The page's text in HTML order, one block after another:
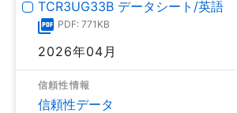
TCR3UG33B データシート/英語
PDF: 771KB
2026年04月
信頼性情報
信頼性データ